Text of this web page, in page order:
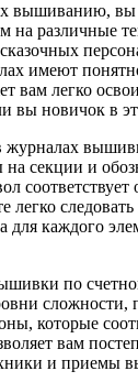
вышиванию, вы
на различные
имеют
вам легко
вы новичок в
журналах
секции и
соответствует
легко
для каждого
по
сложности,
которые
вам
и приемы